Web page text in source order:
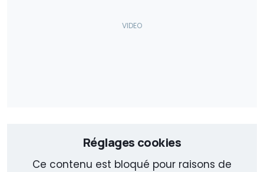
Réglages cookies
Ce contenu est bloqué pour raisons de